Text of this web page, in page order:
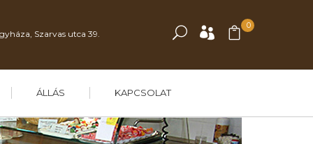
Szarvas utca 39.
0
ÁLLÁS KAPCSOLAT